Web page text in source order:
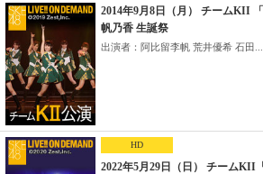
2014年9月8日（月） チームKII
帆乃香 生誕祭
出演者：阿比留李帆 荒井優希 石田...
HD
2022年5月29日（日） チームKII